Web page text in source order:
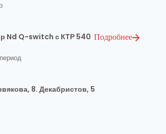
Nd Q-switch с КТР 540 Подробнее
8. Декабристов, 5